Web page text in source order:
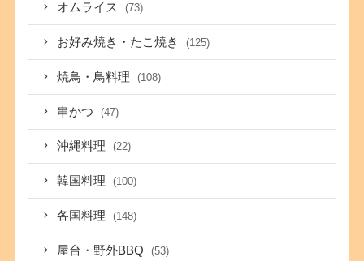
オムライス (73)
お好み焼き・たこ焼き (125)
焼鳥・鳥料理 (108)
串かつ (47)
沖縄料理 (22)
韓国料理 (100)
各国料理 (148)
屋台・野外BBQ (53)